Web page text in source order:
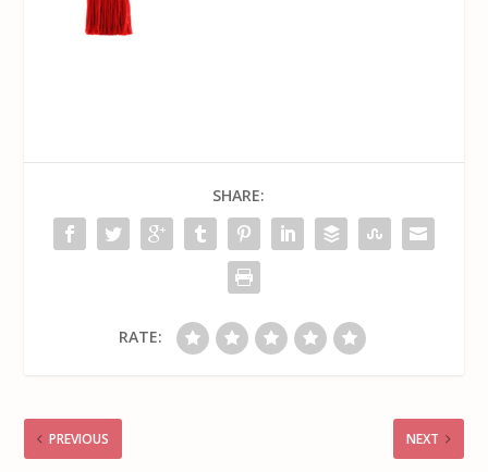
SHARE:
RATE:
PREVIOUS NEXT